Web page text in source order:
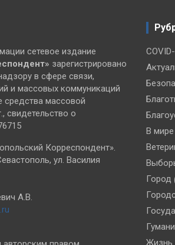
сетевое издание
зарегистрировано
в сфере связи,
и массовых коммуникаций
средства массовой
свидетельство о
Корреспондент».
ул. Василия
А.В.
В мире
Город
Жизнь